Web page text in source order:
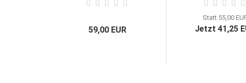
59,00 EUR
Statt 55,00
Jetzt 41,25